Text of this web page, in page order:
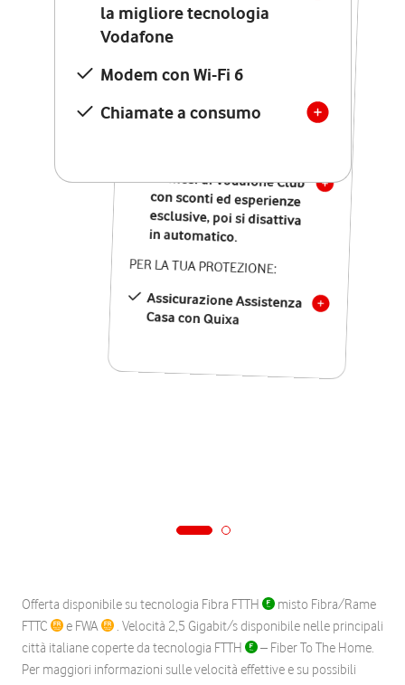
la migliore tecnologia
Vodafone
Modem con Wi-Fi 6
Chiamate a consumo
Vodafone
Modem Seven con Wi-Fi 7
Chiamate illimitate verso
numeri fissi e mobili
nazionali
12 mesi di Vodafone Club
con sconti ed esperienze
esclusive, poi si disattiva
in automatico.
PER LA TUA PROTEZIONE:
Assicurazione Assistenza
Casa con Quixa
Offerta disponibile su tecnologia Fibra FTTH
misto Fibra/Rame
FTTC
e FWA
. Velocità 2,5 Gigabit/s disponibile nelle principali
città italiane coperte da tecnologia FTTH
– Fiber To The Home.
Per maggiori informazioni sulle velocità effettive e su possibili